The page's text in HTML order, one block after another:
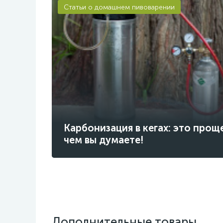
Карбонизация в кегах: это
чем вы думаете!
Статьи о домашнем пивоварении